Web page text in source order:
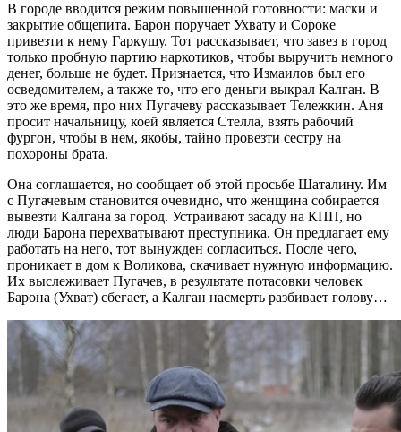
В городе вводится режим повышенной готовности: маски и
закрытие общепита. Барон поручает Ухвату и Сороке
привезти к нему Гаркушу. Тот рассказывает, что завез в город
только пробную партию наркотиков, чтобы выручить немного
денег, больше не будет. Признается, что Измаилов был его
осведомителем, а также то, что его деньги выкрал Калган. В
это же время, про них Пугачеву рассказывает Тележкин. Аня
просит начальницу, коей является Стелла, взять рабочий
фургон, чтобы в нем, якобы, тайно провезти сестру на
похороны брата.
Она соглашается, но сообщает об этой просьбе Шаталину. Им
с Пугачевым становится очевидно, что женщина собирается
вывезти Калгана за город. Устраивают засаду на КПП, но
люди Барона перехватывают преступника. Он предлагает ему
работать на него, тот вынужден согласиться. После чего,
проникает в дом к Воликова, скачивает нужную информацию.
Их выслеживает Пугачев, в результате потасовки человек
Барона (Ухват) сбегает, а Калган насмерть разбивает голову…